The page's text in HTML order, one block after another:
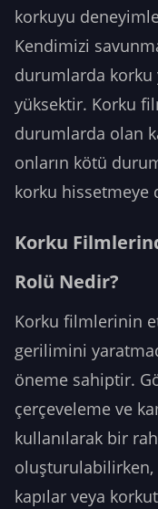
korkuyu
Kendimizi
durumlarda korku
yüksektir. Korku
durumlarda olan
onların kötü
korku hissetmeye
Korku
Rolü Nedir?
Korku filmlerinin
gerilimini
öneme sahiptir.
çerçeveleme ve
kullanılarak bir
oluşturulabilirken,
kapılar veya